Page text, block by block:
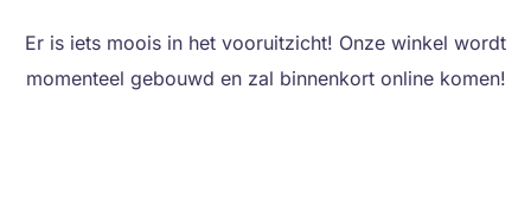
Er is iets moois in het vooruitzicht! Onze winkel wordt
momenteel gebouwd en zal binnenkort online komen!